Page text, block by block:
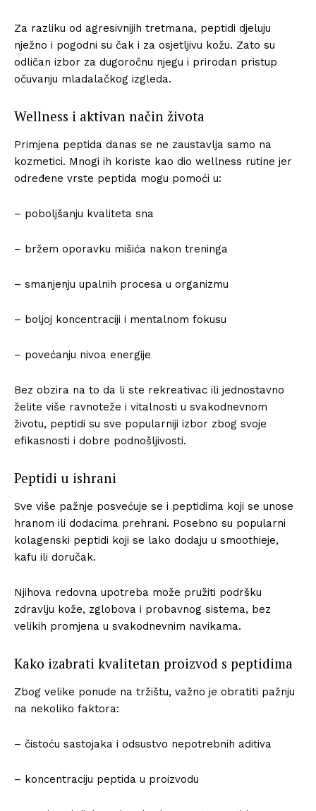
Za razliku od agresivnijih tretmana, peptidi djeluju
nježno i pogodni su čak i za osjetljivu kožu. Zato su
odličan izbor za dugoročnu njegu i prirodan pristup
očuvanju mladalačkog izgleda.
Wellness i aktivan način života
Primjena peptida danas se ne zaustavlja samo na
kozmetici. Mnogi ih koriste kao dio wellness rutine jer
određene vrste peptida mogu pomoći u:
– poboljšanju kvaliteta sna
– bržem oporavku mišića nakon treninga
– smanjenju upalnih procesa u organizmu
– boljoj koncentraciji i mentalnom fokusu
– povećanju nivoa energije
Bez obzira na to da li ste rekreativac ili jednostavno
želite više ravnoteže i vitalnosti u svakodnevnom
životu, peptidi su sve popularniji izbor zbog svoje
efikasnosti i dobre podnošljivosti.
Peptidi u ishrani
Sve više pažnje posvećuje se i peptidima koji se unose
hranom ili dodacima prehrani. Posebno su popularni
kolagenski peptidi koji se lako dodaju u smoothieje,
kafu ili doručak.
Njihova redovna upotreba može pružiti podršku
zdravlju kože, zglobova i probavnog sistema, bez
velikih promjena u svakodnevnim navikama.
Kako izabrati kvalitetan proizvod s peptidima
Zbog velike ponude na tržištu, važno je obratiti pažnju
na nekoliko faktora:
– čistoću sastojaka i odsustvo nepotrebnih aditiva
– koncentraciju peptida u proizvodu